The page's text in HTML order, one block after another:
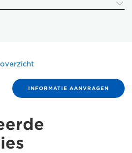
INFORMATIE AANVRAGEN